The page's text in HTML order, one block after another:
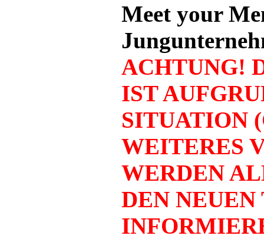
Meet your
ACHTUNG!
IST
SITUATION
WEITERES
WERDEN
DEN